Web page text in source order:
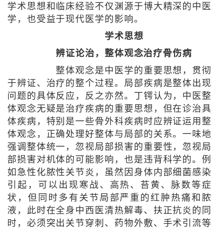
学术思想和临床经验不仅渊源于博大精深的中医
学，也受益于现代医学的影响。
学术思想
辨证论治，整体观念治疗骨伤病
整体观念是中医学的重要思想，贯彻
于辨证、治疗的整个过程。局部疾病是整体出现
问题的具体反应，反之亦然。丁锷认为，中医整
体观念无疑是治疗疾病的重要思想，但在诊治具
体疾病，特别是一些骨外科疾病时应辨证运用整
体观念，正确处理好整体与局部的关系。一味地
强调整体统一，忽视局部损害的重要性，忽视局
部损害对机体的可能影响，也是违背科学的。例
如急性化脓性关节炎，虽然因身体内部细菌感染
引起，可以出现寒战、高热、苔黄、脉数等症
状，但同时多有关节局部严重的红肿热痛和脓
液，此时在全身中西医清热解毒、扶正抗炎的同
时，必须突出关节穿刺、药物外敷、手术引流等